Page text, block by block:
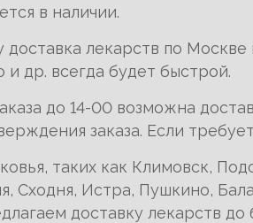
в наличии.
лекарств по
др. всегда будет быстрой.
до 14-00 возможна
заказа. Если
таких как Климовск,
Сходня, Истра, Пушкино,
доставку лекарств